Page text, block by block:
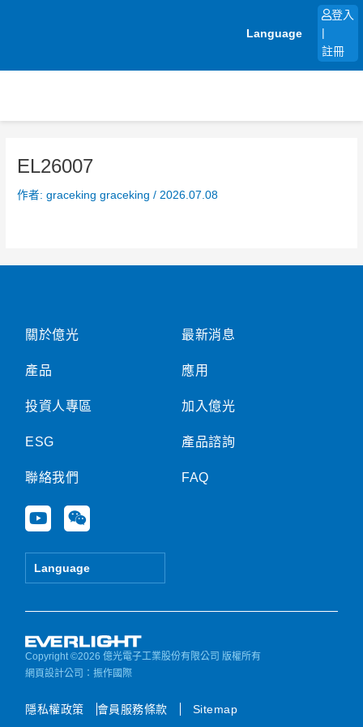
Language
登入
註冊
EL26007
作者:graceking graceking/ 2026.07.08
關於億光
產品
投資人專區
ESG
聯絡我們
Y
o
u
e
W
e
i
Language
最新消息
應用
加入億光
產品諮詢
FAQ
Copyright ©2026 億光電子工業股份有限公司 版權所有
網頁設計公司 ：振作國際
隱私權政策 會員服務條款 Sitemap